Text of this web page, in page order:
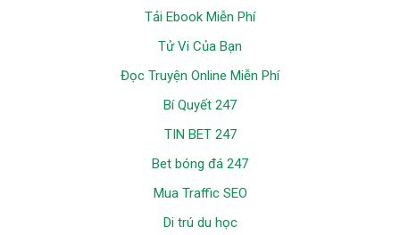
Tải Ebook Miễn Phí
Tử Vi Của Bạn
Đọc Truyện Online Miễn Phí
Bí Quyết 247
TIN BET 247
Bet bóng đá 247
Mua Traffic SEO
Di trú du học